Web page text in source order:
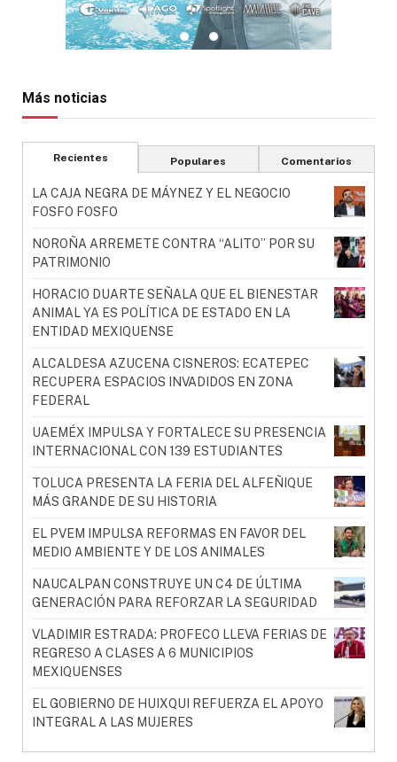
Más noticias
Recientes Populares Comentarios
LA CAJA NEGRA DE MÁYNEZ Y EL NEGOCIO
FOSFO FOSFO
NOROÑA ARREMETE CONTRA “ALITO” POR SU
PATRIMONIO
HORACIO DUARTE SEÑALA QUE EL BIENESTAR
ANIMAL YA ES POLÍTICA DE ESTADO EN LA
ENTIDAD MEXIQUENSE
ALCALDESA AZUCENA CISNEROS: ECATEPEC
RECUPERA ESPACIOS INVADIDOS EN ZONA
FEDERAL
UAEMÉX IMPULSA Y FORTALECE SU PRESENCIA
INTERNACIONAL CON 139 ESTUDIANTES
TOLUCA PRESENTA LA FERIA DEL ALFEÑIQUE
MÁS GRANDE DE SU HISTORIA
EL PVEM IMPULSA REFORMAS EN FAVOR DEL
MEDIO AMBIENTE Y DE LOS ANIMALES
NAUCALPAN CONSTRUYE UN C4 DE ÚLTIMA
GENERACIÓN PARA REFORZAR LA SEGURIDAD
VLADIMIR ESTRADA: PROFECO LLEVA FERIAS DE
REGRESO A CLASES A 6 MUNICIPIOS
MEXIQUENSES
EL GOBIERNO DE HUIXQUI REFUERZA EL APOYO
INTEGRAL A LAS MUJERES